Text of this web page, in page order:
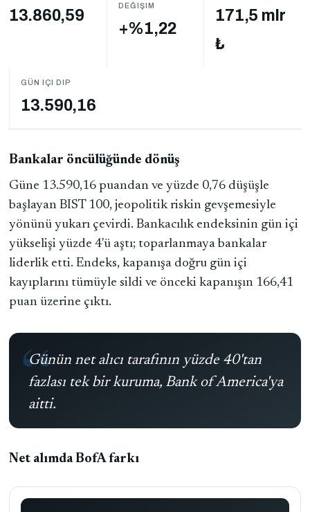
13.860,59
DEĞIŞIM
+%1,22
171,5 mlr
₺
GÜN IÇI DIP
13.590,16
Bankalar öncülüğünde dönüş
Güne 13.590,16 puandan ve yüzde 0,76 düşüşle
başlayan BIST 100, jeopolitik riskin gevşemesiyle
yönünü yukarı çevirdi. Bankacılık endeksinin gün içi
yükselişi yüzde 4'ü aştı; toparlanmaya bankalar
liderlik etti. Endeks, kapanışa doğru gün içi
kayıplarını tümüyle sildi ve önceki kapanışın 166,41
puan üzerine çıktı.
Günün net alıcı tarafının yüzde 40'tan
fazlası tek bir kuruma, Bank of America'ya
aitti.
Net alımda BofA farkı